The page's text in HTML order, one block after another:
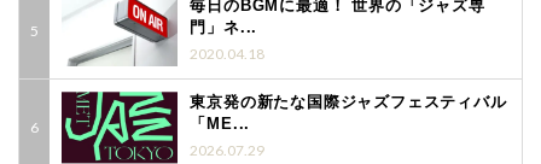
毎日のBGMに最適！ 世界の「ジャズ専
門」ネ...
2020.04.18
東京発の新たな国際ジャズフェスティバル
「ME...
2026.07.29